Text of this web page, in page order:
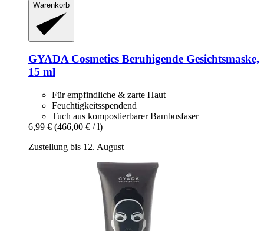
Warenkorb
GYADA Cosmetics Beruhigende Gesichtsmaske,
15 ml
Für empfindliche & zarte Haut
Feuchtigkeitsspendend
Tuch aus kompostierbarer Bambusfaser
6,99 € (466,00 € / l)
Zustellung bis 12. August